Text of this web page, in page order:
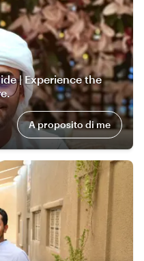
| Experience the
A proposito di me